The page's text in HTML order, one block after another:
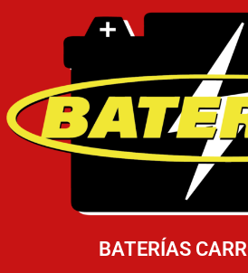
BATERÍAS